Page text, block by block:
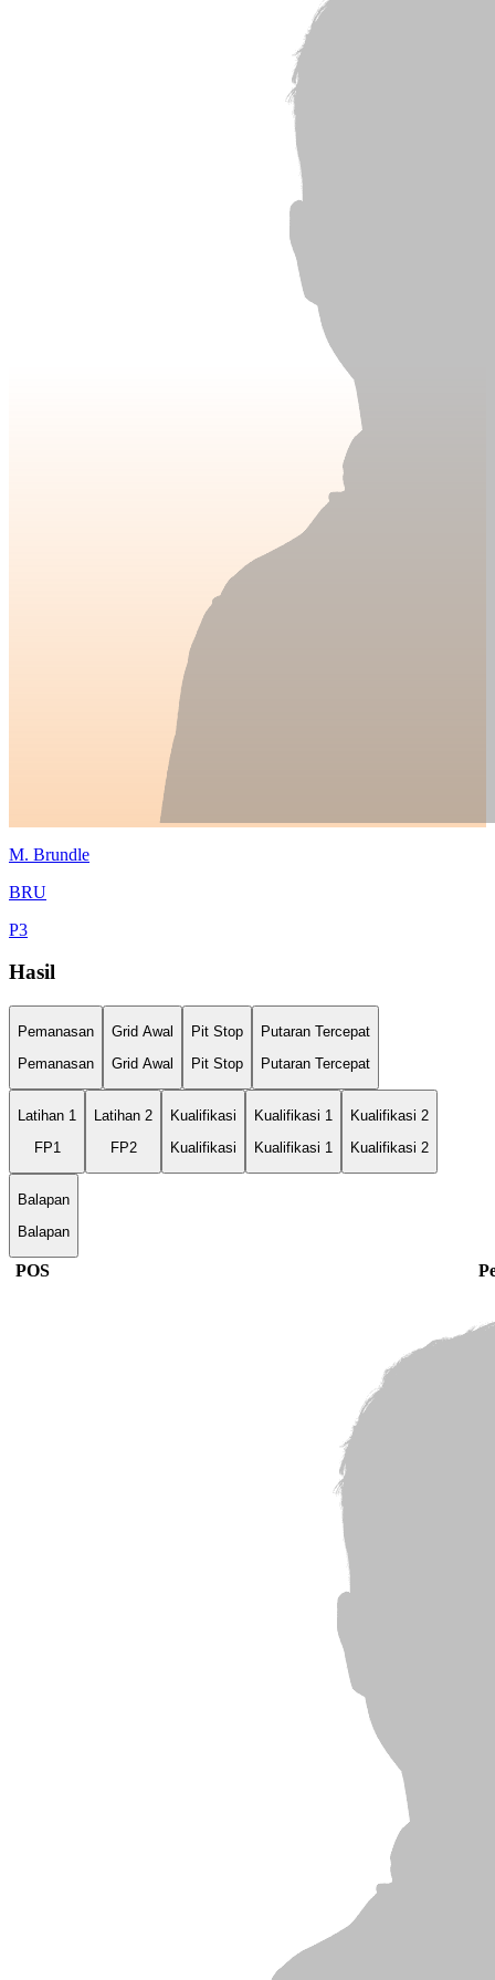
M. Brundle
BRU
P3
Hasil
Pemanasan
Pemanasan
Grid Awal
Grid Awal
Pit Stop
Pit Stop
Putaran Tercepat
Putaran Tercepat
Latihan 1
FP1
Latihan 2
FP2
Kualifikasi
Kualifikasi
Kualifikasi 1
Kualifikasi 1
Kualifikasi 2
Kualifikasi 2
Balapan
Balapan
POS